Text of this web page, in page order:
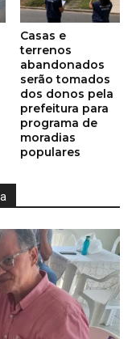
Casas e
terrenos
abandonados
serão tomados
dos donos pela
prefeitura para
programa de
moradias
populares